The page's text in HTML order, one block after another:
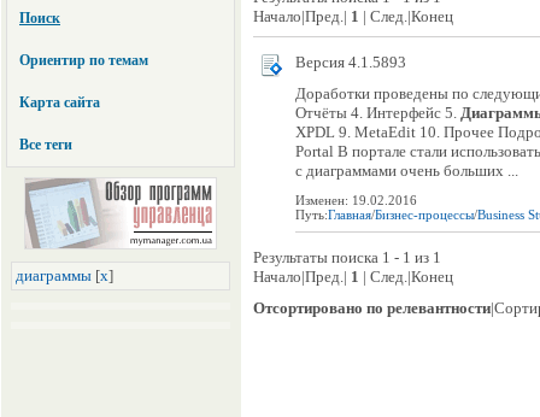
Поиск
Ориентир по темам
Карта сайта
Все теги
диаграммы [x]
Начало|Пред.| 1 | След.|Конец
Версия 4.1.5893
Доработки проведены по
Отчёты 4. Интерфейс 5.
XPDL 9. MetaEdit 10. Прочее
Portal В портале стали
с диаграммами очень больших ...
Изменен: 19.02.2016
Путь:Главная/Бизнес-процессы/Business
Результаты поиска 1 - 1 из 1
Начало|Пред.| 1 | След.|Конец
Отсортировано по релевантности